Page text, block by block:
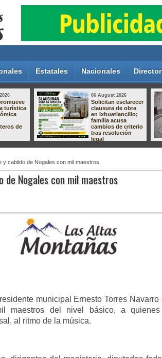
Estatales Nacionales
turística
de
06 August 2026
Solicitan esclarecer
clausura de obra
en Ixhuatlancillo;
familia acusa
cambios de criterio
tras resolución
legal
y cabildo de Nogales con mil maestros
de Nogales con mil maestros
municipal Ernesto Torres Navarro
maestros del nivel básico, a quienes
al ritmo de la música.